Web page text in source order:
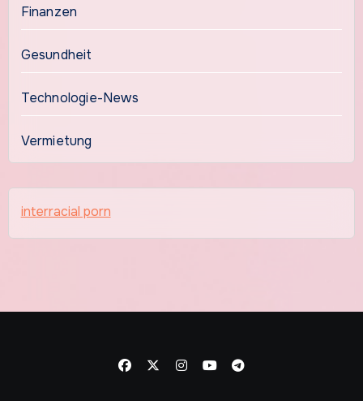
Finanzen
Gesundheit
Technologie-News
Vermietung
interracial porn